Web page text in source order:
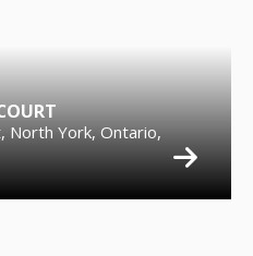
North York, Ontario,